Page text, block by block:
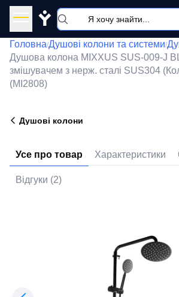
Y
Головна/Душові колони та системи/
Душова колона MIXXUS SUS-009-J
змішувачем з нерж. сталі SUS304
(MI2808)
Душові колони
Усе про товар Характеристики
Відгуки (2)